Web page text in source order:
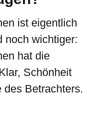
ist eigentlich
noch wichtiger:
hat die
Schönheit
des Betrachters.